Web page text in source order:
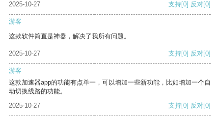
2025-10-27 支持[0] 反对[0]
游客
这款软件简直是神器，解决了我所有问题。
2025-10-27 支持[0] 反对[0]
游客
这款加速器app的功能有点单一，可以增加一些新功能，比如增加一个自
动切换线路的功能。
2025-10-27
支持[0] 反对[0]